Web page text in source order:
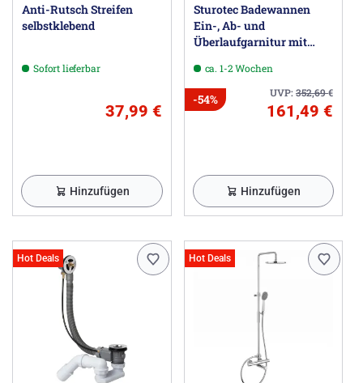
Anti-Rutsch Streifen
selbstklebend
Sofort lieferbar
37,99 €
Hinzufügen
Sturotec Badewannen
Ein-, Ab- und
Überlaufgarnitur mit
ca. 1-2 Wochen
UVP:352,69€
-54%
161,49 €
Hinzufügen
Hot Deals Hot Deals